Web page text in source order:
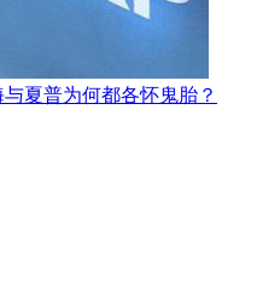
夏普为何都各怀鬼胎？